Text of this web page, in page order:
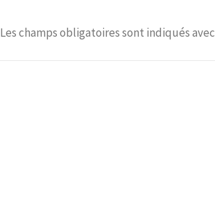
Les champs obligatoires sont indiqués avec